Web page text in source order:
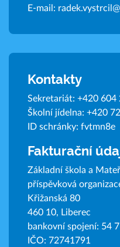
E-mail:
Kontakty
Sekretariát: +420 604
Školní jídelna: +420
ID schránky: fvtmn8e
Fakturační
Základní škola a
příspěvková
Křižanská 80
460 10, Liberec
bankovní spojení: 54
IČO: 72741791